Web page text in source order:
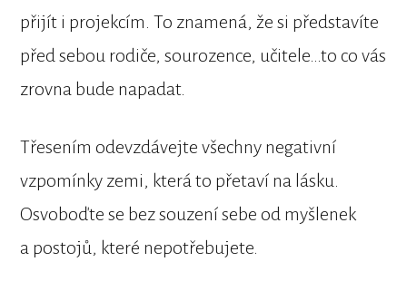
přijít i projekcím. To znamená, že si představíte
před sebou rodiče, sourozence, učitele…to co vás
zrovna bude napadat.
Třesením odevzdávejte všechny negativní
vzpomínky zemi, která to přetaví na lásku.
Osvoboďte se bez souzení sebe od myšlenek
a postojů, které nepotřebujete.